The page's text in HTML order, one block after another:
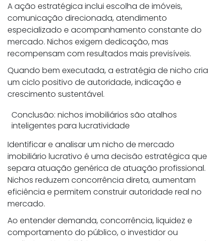
A ação estratégica inclui escolha de imóveis,
comunicação direcionada, atendimento
especializado e acompanhamento constante do
mercado. Nichos exigem dedicação, mas
recompensam com resultados mais previsíveis.
Quando bem executada, a estratégia de nicho cria
um ciclo positivo de autoridade, indicação e
crescimento sustentável.
Conclusão: nichos imobiliários são atalhos
inteligentes para lucratividade
Identificar e analisar um nicho de mercado
imobiliário lucrativo é uma decisão estratégica que
separa atuação genérica de atuação profissional.
Nichos reduzem concorrência direta, aumentam
eficiência e permitem construir autoridade real no
mercado.
Ao entender demanda, concorrência, liquidez e
comportamento do público, o investidor ou